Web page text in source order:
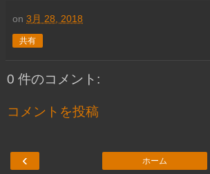
on 3月 28, 2018
共有
0 件のコメント:
コメントを投稿
‹ ホーム